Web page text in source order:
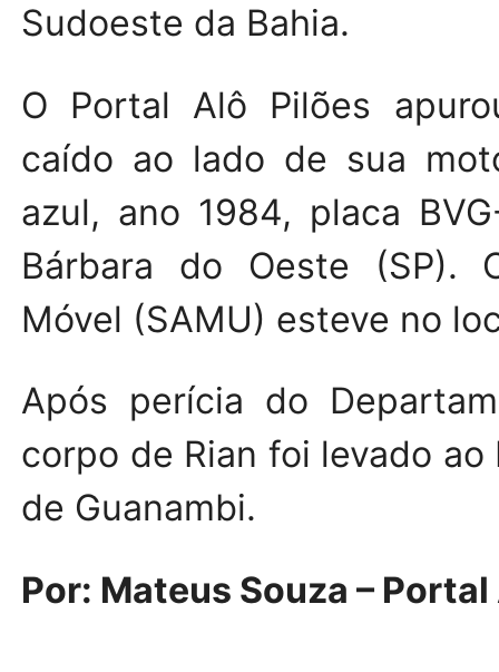
Sudoeste da Bahia.
O Portal Alô Pilões
caído ao lado de sua
azul, ano 1984, placa
Bárbara do Oeste (SP).
Móvel (SAMU) esteve no
Após perícia do
corpo de Rian foi levado
de Guanambi.
Por: Mateus Souza –